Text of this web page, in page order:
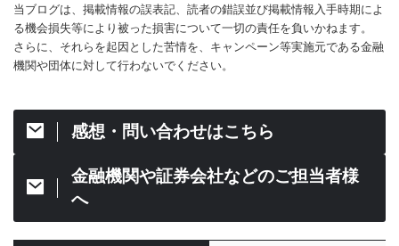
当ブログは、掲載情報の誤表記、読者の錯誤並び掲載情報入手時期によ
る機会損失等により被った損害について一切の責任を負いかねます。
さらに、それらを起因とした苦情を、キャンペーン等実施元である金融
機関や団体に対して行わないでください。
感想・問い合わせはこちら
金融機関や証券会社などのご担当者様
へ